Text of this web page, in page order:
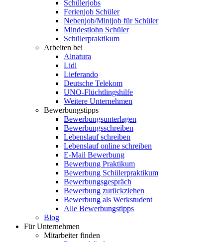
Schülerjobs
Ferienjob Schüler
Nebenjob/Minijob für Schüler
Mindestlohn Schüler
Schülerpraktikum
Arbeiten bei
Alnatura
Lidl
Lieferando
Deutsche Telekom
UNO-Flüchtlingshilfe
Weitere Unternehmen
Bewerbungstipps
Bewerbungsunterlagen
Bewerbungsschreiben
Lebenslauf schreiben
Lebenslauf online schreiben
E-Mail Bewerbung
Bewerbung Praktikum
Bewerbung Schülerpraktikum
Bewerbungsgespräch
Bewerbung zurückziehen
Bewerbung als Werkstudent
Alle Bewerbungstipps
Blog
Für Unternehmen
Mitarbeiter finden